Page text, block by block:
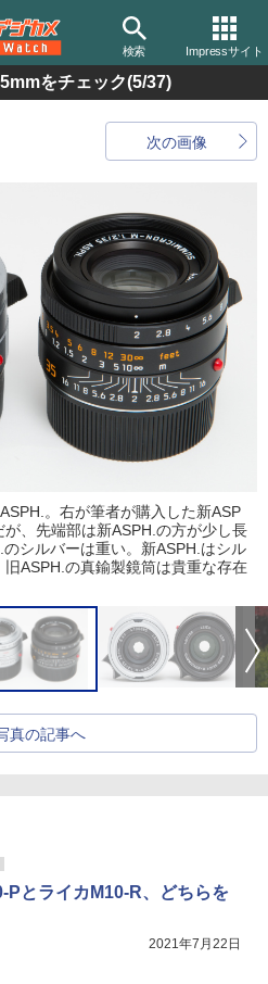
検索 Impressサイト
をチェック(5/37)
次の画像
。右が筆者が購入した新ASP
、先端部は新ASPH.の方が少し長
シルバーは重い。新ASPH.はシル
ASPH.の真鍮製鏡筒は貴重な存在
真の記事へ
PとライカM10-R、どちらを
2021年7月22日